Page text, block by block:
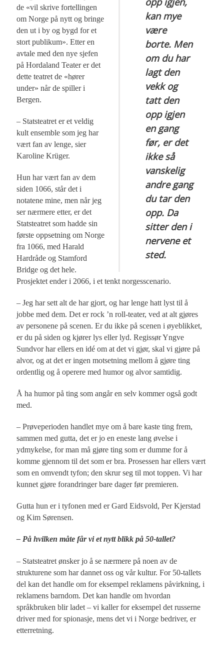
kan mye
være
borte. Men
om du har
lagt den
vekk og
tatt den
opp igjen
en gang
før, er det
ikke så
vanskelig
andre gang
du tar den
opp. Da
sitter den i
nervene et
sted.
de «vil skrive fortellingen
om Norge på nytt og bringe
den ut i by og bygd for et
stort publikum». Etter en
avtale med den nye sjefen
på Hordaland Teater er det
dette teatret de «hører
under» når de spiller i
Bergen.
– Statsteatret er et veldig
kult ensemble som jeg har
vært fan av lenge, sier
Karoline Krüger.
Hun har vært fan av dem
siden 1066, står det i
notatene mine, men når jeg
ser nærmere etter, er det
Statsteatret som hadde sin
første oppsetning om Norge
fra 1066, med Harald
Hardråde og Stamford
Bridge og det hele.
Prosjektet ender i 2066, i et tenkt norgesscenario.
– Jeg har sett alt de har gjort, og har lenge hatt lyst til å
jobbe med dem. Det er rock ’n roll-teater, ved at alt gjøres
av personene på scenen. Er du ikke på scenen i øyeblikket,
er du på siden og kjører lys eller lyd. Regissør Yngve
Sundvor har ellers en idé om at det vi gjør, skal vi gjøre på
alvor, og at det er ingen motsetning mellom å gjøre ting
ordentlig og å operere med humor og alvor samtidig.
Å ha humor på ting som angår en selv kommer også godt
med.
– Prøveperioden handlet mye om å bare kaste ting frem,
sammen med gutta, det er jo en eneste lang øvelse i
ydmykelse, for man må gjøre ting som er dumme for å
komme gjennom til det som er bra. Prosessen har ellers vært
som en omvendt tyfon; den skrur seg til mot toppen. Vi har
kunnet gjøre forandringer bare dager før premieren.
Gutta hun er i tyfonen med er Gard Eidsvold, Per Kjerstad
og Kim Sørensen.
– På hvilken måte får vi et nytt blikk på 50-tallet?
– Statsteatret ønsker jo å se nærmere på noen av de
strukturene som har dannet oss og vår kultur. For 50-tallets
del kan det handle om for eksempel reklamens påvirkning, i
reklamens barndom. Det kan handle om hvordan
språkbruken blir ladet – vi kaller for eksempel det russerne
driver med for spionasje, mens det vi i Norge bedriver, er
etterretning.